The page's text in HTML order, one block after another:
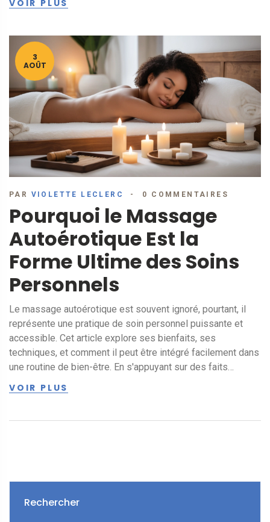
relaxation et de plaisir.
VOIR PLUS
3
AOÛT
PAR VIOLETTE LECLERC 0 COMMENTAIRES
Pourquoi le Massage
Autoérotique Est la
Forme Ultime des Soins
Personnels
Le massage autoérotique est souvent ignoré, pourtant, il
représente une pratique de soin personnel puissante et
accessible. Cet article explore ses bienfaits, ses
techniques, et comment il peut être intégré facilement dans
une routine de bien-être. En s'appuyant sur des faits
il est considéré comme la forme ultime de soin personnel.
VOIR PLUS
Rechercher